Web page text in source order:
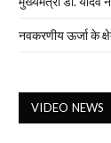
नवकरणीय ऊर्जा के
VIDEO NEWS